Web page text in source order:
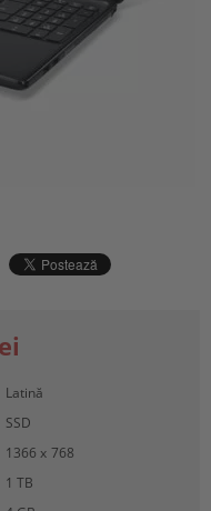
Latină
SSD
1366 x 768
1 TB